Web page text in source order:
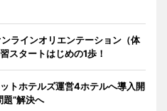
ラインオリエンテーション（体
スタートはじめの1歩！
トホテルズ運営4ホテルへ導入開
”解決へ